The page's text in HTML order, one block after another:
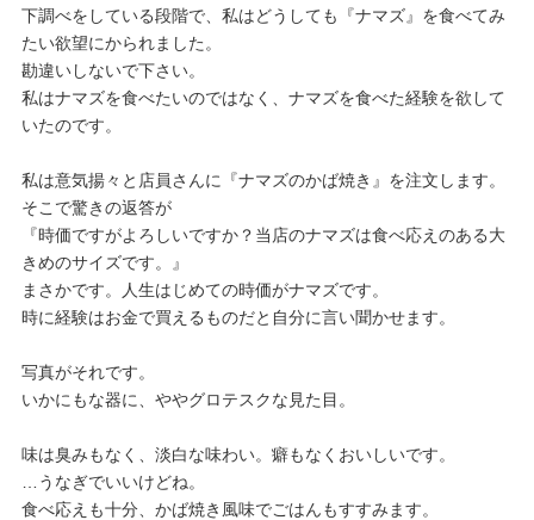
下調べをしている段階で、私はどうしても『ナマズ』を食べてみ
たい欲望にかられました。
勘違いしないで下さい。
私はナマズを食べたいのではなく、ナマズを食べた経験を欲して
いたのです。
私は意気揚々と店員さんに『ナマズのかば焼き』を注文します。
そこで驚きの返答が
『時価ですがよろしいですか？当店のナマズは食べ応えのある大
きめのサイズです。』
まさかです。人生はじめての時価がナマズです。
時に経験はお金で買えるものだと自分に言い聞かせます。
写真がそれです。
いかにもな器に、ややグロテスクな見た目。
味は臭みもなく、淡白な味わい。癖もなくおいしいです。
…うなぎでいいけどね。
食べ応えも十分、かば焼き風味でごはんもすすみます。